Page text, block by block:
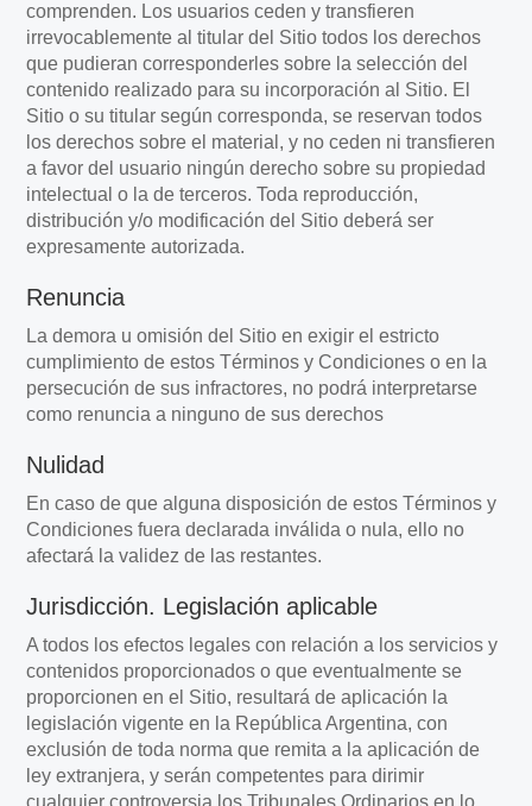
comprenden. Los usuarios ceden y transfieren
irrevocablemente al titular del Sitio todos los derechos
que pudieran corresponderles sobre la selección del
contenido realizado para su incorporación al Sitio. El
Sitio o su titular según corresponda, se reservan todos
los derechos sobre el material, y no ceden ni transfieren
a favor del usuario ningún derecho sobre su propiedad
intelectual o la de terceros. Toda reproducción,
distribución y/o modificación del Sitio deberá ser
expresamente autorizada.
Renuncia
La demora u omisión del Sitio en exigir el estricto
cumplimiento de estos Términos y Condiciones o en la
persecución de sus infractores, no podrá interpretarse
como renuncia a ninguno de sus derechos
Nulidad
En caso de que alguna disposición de estos Términos y
Condiciones fuera declarada inválida o nula, ello no
afectará la validez de las restantes.
Jurisdicción. Legislación aplicable
A todos los efectos legales con relación a los servicios y
contenidos proporcionados o que eventualmente se
proporcionen en el Sitio, resultará de aplicación la
legislación vigente en la República Argentina, con
exclusión de toda norma que remita a la aplicación de
ley extranjera, y serán competentes para dirimir
cualquier controversia los Tribunales Ordinarios en lo